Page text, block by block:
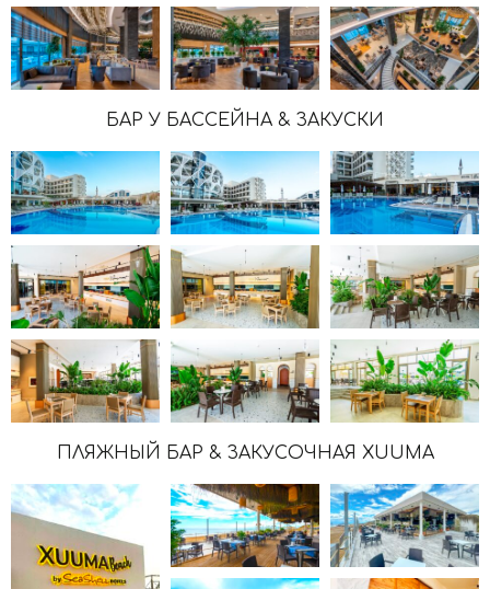
БАР У БАССЕЙНА & ЗАКУСКИ
ПЛЯЖНЫЙ БАР & ЗАКУСОЧНАЯ XUUMA